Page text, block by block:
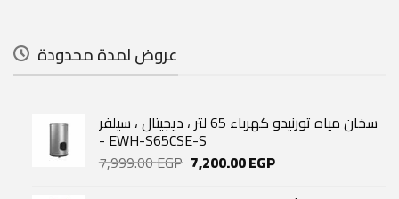
عروض لمدة محدودة
سخان مياه تورنيدو كهرباء 65 لتر ، ديجيتال ، سيلفر
- EWH-S65CSE-S
7,999.00EGP Original
7,200.00EGPCurrent